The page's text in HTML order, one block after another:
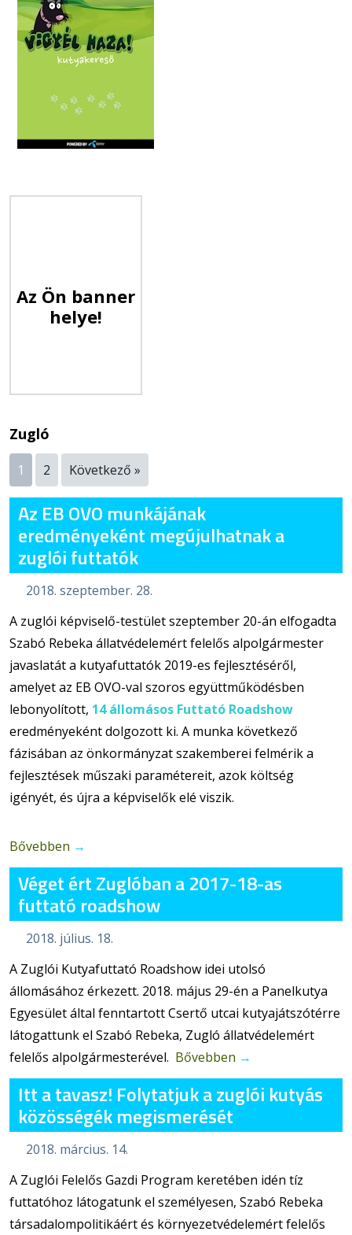
Az Ön banner
helye!
Zugló
1 2 Következő »
Az EB OVO munkájának
eredményeként megújulhatnak a
zuglói futtatók
2018. szeptember. 28.
A zuglói képviselő-testület szeptember 20-án elfogadta
Szabó Rebeka állatvédelemért felelős alpolgármester
javaslatát a kutyafuttatók 2019-es fejlesztéséről,
amelyet az EB OVO-val szoros együttműködésben
lebonyolított, 14 állomásos Futtató Roadshow
eredményeként dolgozott ki. A munka következő
fázisában az önkormányzat szakemberei felmérik a
fejlesztések műszaki paramétereit, azok költség
igényét, és újra a képviselők elé viszik.
Bővebben →
Véget ért Zuglóban a 2017-18-as
futtató roadshow
2018. július. 18.
A Zuglói Kutyafuttató Roadshow idei utolsó
állomásához érkezett. 2018. május 29-én a Panelkutya
Egyesület által fenntartott Csertő utcai kutyajátszótérre
látogattunk el Szabó Rebeka, Zugló állatvédelemért
felelős alpolgármesterével. Bővebben →
Itt a tavasz! Folytatjuk a zuglói kutyás
közösségék megismerését
2018. március. 14.
A Zuglói Felelős Gazdi Program keretében idén tíz
futtatóhoz látogatunk el személyesen, Szabó Rebeka
társadalompolitikáért és környezetvédelemért felelős